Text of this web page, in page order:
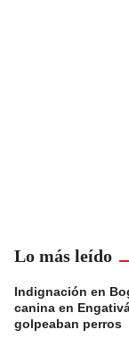
Lo más leído
Indignación en
canina en
golpeaban perros